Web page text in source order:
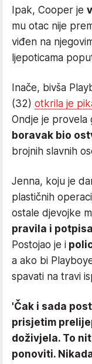
Ipak, Cooper je
mu otac nije
viđen na
ljepoticama
Inače, bivša
(32) otkrila je
Ondje je provela
boravak bio
brojnih slavnih
Jenna, koju je
plastičnih
ostale djevojke
pravila i
Postojao je i
a ako bi
spavati na travi
'Čak i sada
prisjetim
doživjela. To
ponoviti.